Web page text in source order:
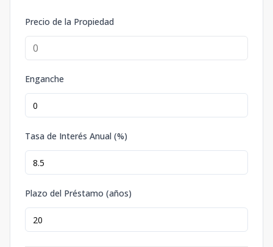
Precio de la Propiedad
Enganche
Tasa de Interés Anual (%)
Plazo del Préstamo (años)